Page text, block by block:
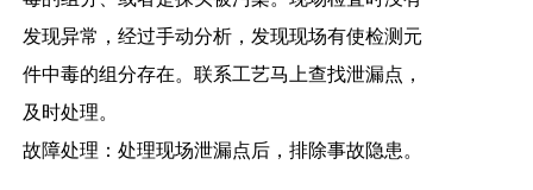
发现异常，经过手动分析，发现现场有使检测元
件中毒的组分存在。联系工艺马上查找泄漏点，
及时处理。
故障处理：处理现场泄漏点后，排除事故隐患。